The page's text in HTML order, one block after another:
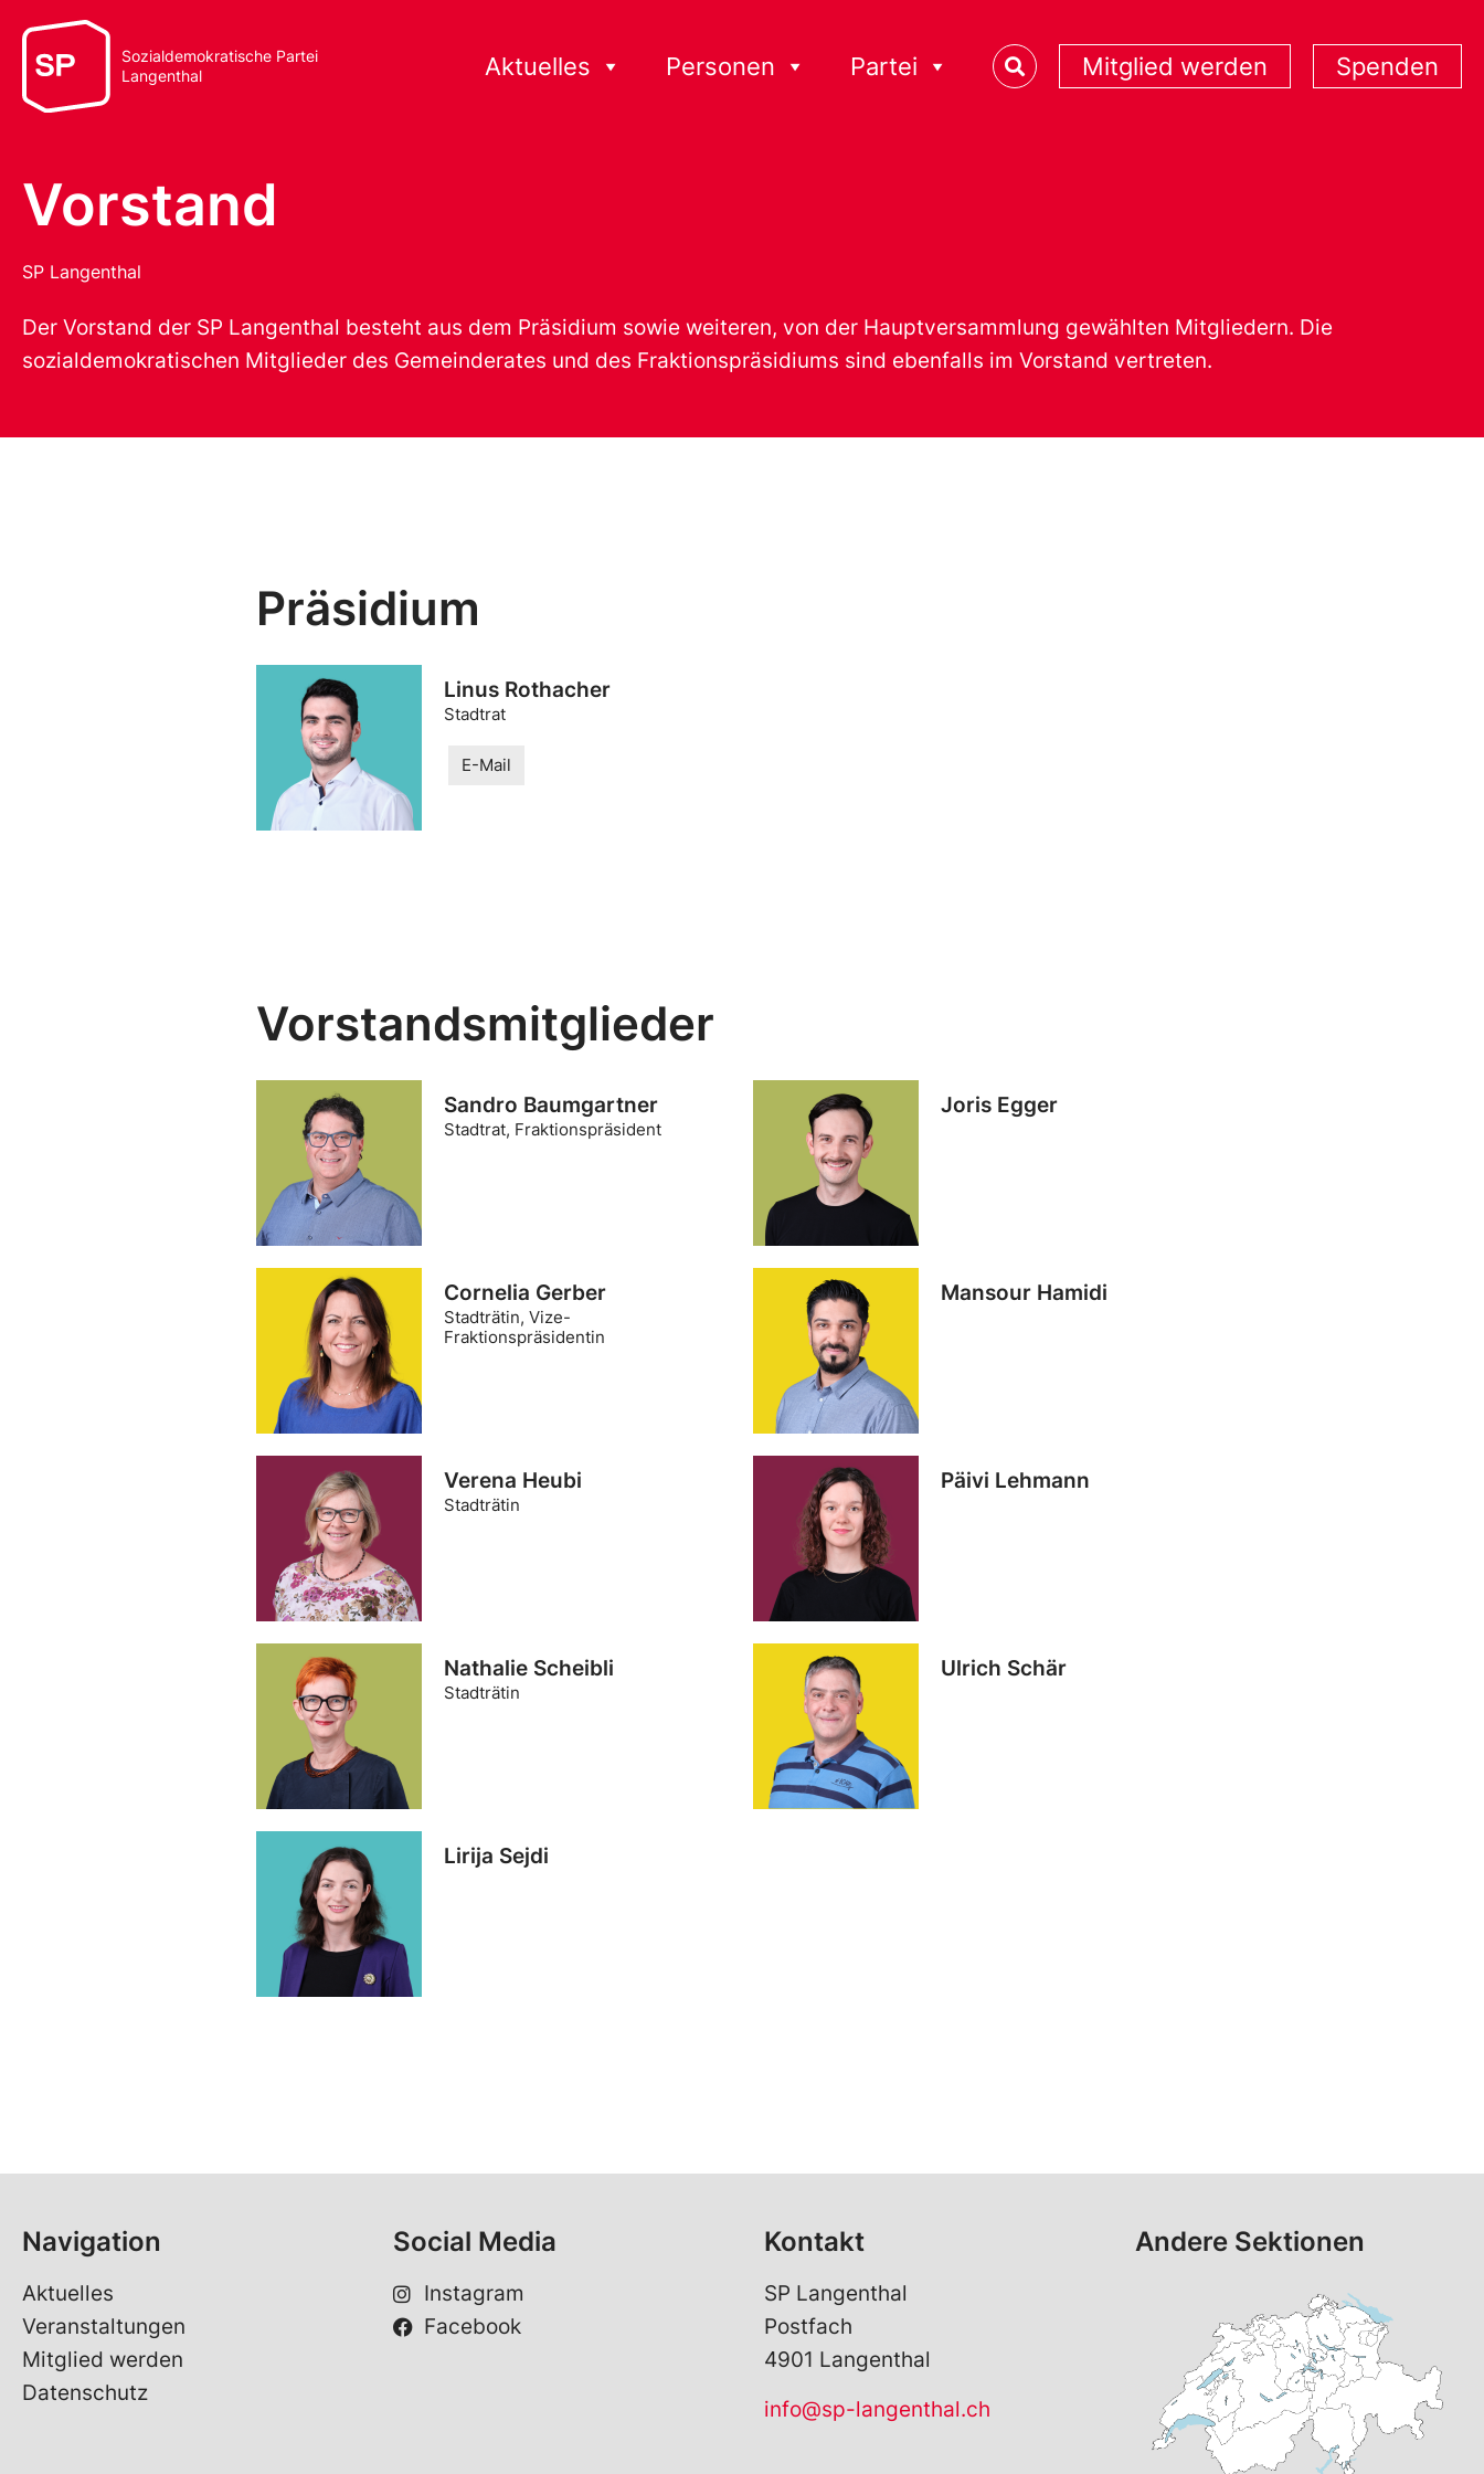
Sozialdemokratische Partei
Langenthal
Aktuelles Personen Partei Mitglied werden Spenden
Vorstand
SP Langenthal
Der Vorstand der SP Langenthal besteht aus dem Präsidium sowie weiteren, von der Hauptversammlung gewählten Mitgliedern. Die
sozialdemokratischen Mitglieder des Gemeinderates und des Fraktionspräsidiums sind ebenfalls im Vorstand vertreten.
Präsidium
Linus Rothacher
Stadtrat
E-Mail
Vorstandsmitglieder
Sandro Baumgartner
Stadtrat, Fraktionspräsident
Joris Egger
Cornelia Gerber
Stadträtin, Vize-
Fraktionspräsidentin
Mansour Hamidi
Verena Heubi
Stadträtin
Päivi Lehmann
Nathalie Scheibli
Stadträtin
Ulrich Schär
Lirija Sejdi
Navigation
Aktuelles
Veranstaltungen
Mitglied werden
Datenschutz
Social Media
Instagram
Facebook
Kontakt
SP Langenthal
Postfach
4901 Langenthal
info@sp-langenthal.ch
Andere Sektionen